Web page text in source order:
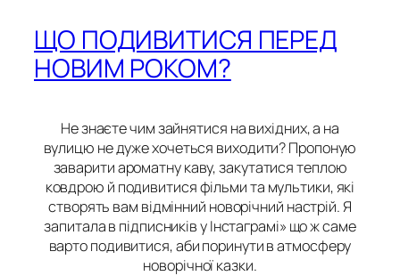
ЩО ПОДИВИТИСЯ ПЕРЕД
НОВИМ РОКОМ?
Не знаєте чим зайнятися на вихідних, а на
вулицю не дуже хочеться виходити? Пропоную
заварити ароматну каву, закутатися теплою
ковдрою й подивитися фільми та мультики, які
створять вам відмінний новорічний настрій. Я
запитала в підписників у Інстаграмі» що ж саме
варто подивитися, аби поринути в атмосферу
новорічної казки.